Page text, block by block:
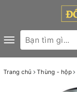
Toggle
navigation
Trang chủ Thùng - hộp